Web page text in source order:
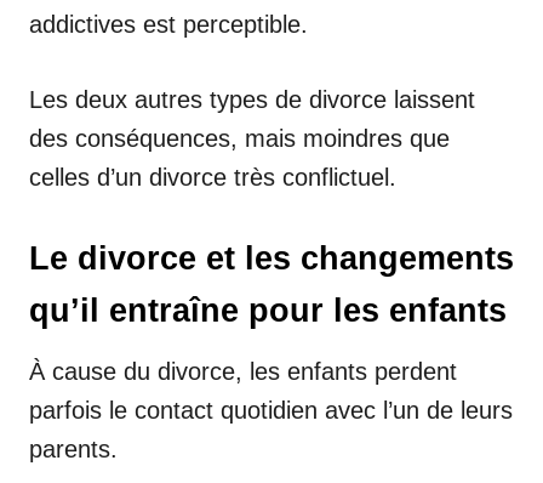
addictives est perceptible.
Les deux autres types de divorce laissent
des conséquences, mais moindres que
celles d’un divorce très conflictuel.
Le divorce et les changements
qu’il entraîne pour les enfants
À cause du divorce, les enfants perdent
parfois le contact quotidien avec l’un de leurs
parents.